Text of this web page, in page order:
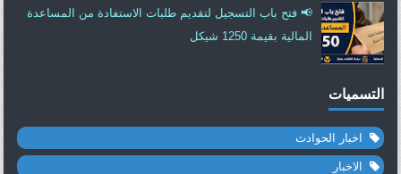
📢 فتح باب التسجيل لتقديم طلبات الاستفادة من المساعدة
المالية بقيمة 1250 شيكل
التسميات
اخبار الحوادث
الاخبار